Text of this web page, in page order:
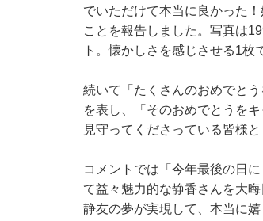
でいただけて本当に良かった
ことを報告しました。写真は
ト。懐かしさを感じさせる1枚
続いて「たくさんのおめでと
を表し、「そのおめでとうを
見守ってくださっている皆様
コメントでは「今年最後の日
て益々魅力的な静香さんを大
静友の夢が実現して、本当に